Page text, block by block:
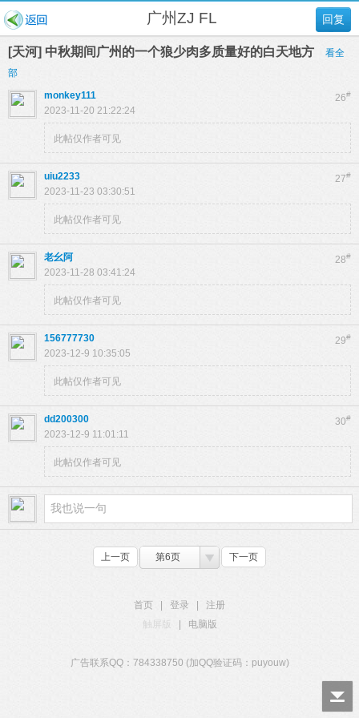
回复
广州ZJ FL
[天河] 中秋期间广州的一个狼少肉多质量好的白天地方
看全
部
26#
monkey111
2023-11-20 21:22:24
此帖仅作者可见
27#
uiu2233
2023-11-23 03:30:51
此帖仅作者可见
28#
老幺阿
2023-11-28 03:41:24
此帖仅作者可见
29#
156777730
2023-12-9 10:35:05
此帖仅作者可见
30#
dd200300
2023-12-9 11:01:11
此帖仅作者可见
上一页 第6页 下一页
首页 登录
注册
触屏版
电脑版
广告联系QQ：784338750 (加QQ验证码：puyouw)